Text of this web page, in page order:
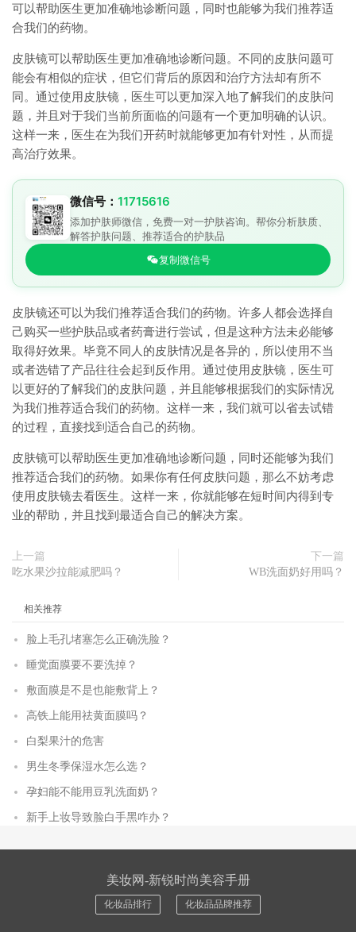
可以帮助医生更加准确地诊断问题，同时也能够为我们推荐适
合我们的药物。
皮肤镜可以帮助医生更加准确地诊断问题。不同的皮肤问题可
能会有相似的症状，但它们背后的原因和治疗方法却有所不
同。通过使用皮肤镜，医生可以更加深入地了解我们的皮肤问
题，并且对于我们当前所面临的问题有一个更加明确的认识。
这样一来，医生在为我们开药时就能够更加有针对性，从而提
高治疗效果。
微信号： 11715616
添加护肤师微信，免费一对一护肤咨询。帮你分析肤质、
解答护肤问题、推荐适合的护肤品
复制微信号
皮肤镜还可以为我们推荐适合我们的药物。许多人都会选择自
己购买一些护肤品或者药膏进行尝试，但是这种方法未必能够
取得好效果。毕竟不同人的皮肤情况是各异的，所以使用不当
或者选错了产品往往会起到反作用。通过使用皮肤镜，医生可
以更好的了解我们的皮肤问题，并且能够根据我们的实际情况
为我们推荐适合我们的药物。这样一来，我们就可以省去试错
的过程，直接找到适合自己的药物。
皮肤镜可以帮助医生更加准确地诊断问题，同时还能够为我们
推荐适合我们的药物。如果你有任何皮肤问题，那么不妨考虑
使用皮肤镜去看医生。这样一来，你就能够在短时间内得到专
业的帮助，并且找到最适合自己的解决方案。
上一篇
吃水果沙拉能减肥吗？
下一篇
WB洗面奶好用吗？
相关推荐
脸上毛孔堵塞怎么正确洗脸？
睡觉面膜要不要洗掉？
敷面膜是不是也能敷背上？
高铁上能用祛黄面膜吗？
白梨果汁的危害
男生冬季保湿水怎么选？
孕妇能不能用豆乳洗面奶？
新手上妆导致脸白手黑咋办？
美妆网-新锐时尚美容手册
化妆品排行 化妆品品牌推荐